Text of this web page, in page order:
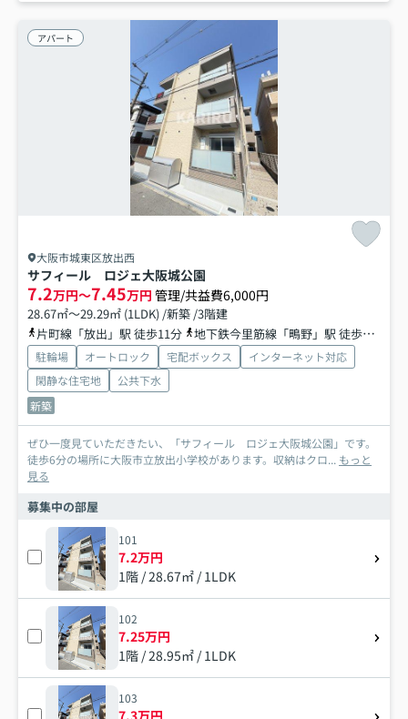
アパート
大阪市城東区放出西
サフィール ロジェ大阪城公園
7.2万円～7.45万円 管理/共益費6,000円
28.67㎡～29.29㎡ (1LDK) /新築 /3階建
片町線「放出」駅 徒歩11分
地下鉄今里筋線「鴫野」駅 徒歩13分
駐輪場 オートロック 宅配ボックス
インターネット対応
閑静な住宅地
公共下水
新築
ぜひ一度見ていただきたい、「サフィール ロジェ大阪城公園」です。
徒歩6分の場所に大阪市立放出小学校があります。収納はクロ... もっと
見る
募集中の部屋
101
7.2万円
1階 / 28.67㎡ / 1LDK
102
7.25万円
1階 / 28.95㎡ / 1LDK
103